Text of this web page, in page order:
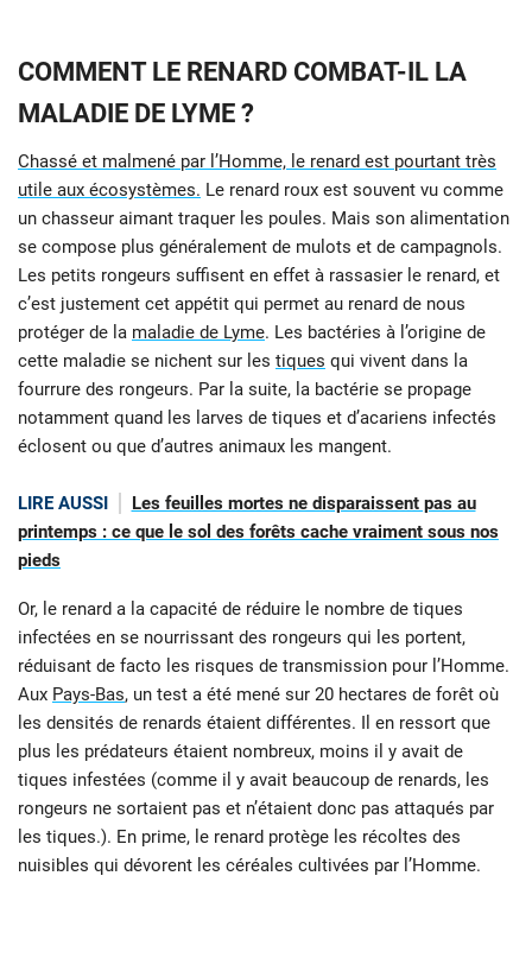
COMMENT LE RENARD COMBAT-IL LA
MALADIE DE LYME ?
Chassé et malmené par l’Homme, le renard est pourtant très
utile aux écosystèmes. Le renard roux est souvent vu comme
un chasseur aimant traquer les poules. Mais son alimentation
se compose plus généralement de mulots et de campagnols.
Les petits rongeurs suffisent en effet à rassasier le renard, et
c’est justement cet appétit qui permet au renard de nous
protéger de la maladie de Lyme. Les bactéries à l’origine de
cette maladie se nichent sur les tiques qui vivent dans la
fourrure des rongeurs. Par la suite, la bactérie se propage
notamment quand les larves de tiques et d’acariens infectés
éclosent ou que d’autres animaux les mangent.
LIRE AUSSI
Les feuilles mortes ne disparaissent pas au
printemps : ce que le sol des forêts cache vraiment sous nos
pieds
Or, le renard a la capacité de réduire le nombre de tiques
infectées en se nourrissant des rongeurs qui les portent,
réduisant de facto les risques de transmission pour l’Homme.
Aux Pays-Bas, un test a été mené sur 20 hectares de forêt où
les densités de renards étaient différentes. Il en ressort que
plus les prédateurs étaient nombreux, moins il y avait de
tiques infestées (comme il y avait beaucoup de renards, les
rongeurs ne sortaient pas et n’étaient donc pas attaqués par
les tiques.). En prime, le renard protège les récoltes des
nuisibles qui dévorent les céréales cultivées par l’Homme.